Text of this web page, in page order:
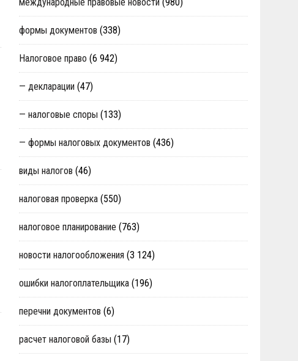
международные правовые новости (980)
формы документов (338)
Налоговое право (6 942)
— декларации (47)
— налоговые споры (133)
— формы налоговых документов (436)
виды налогов (46)
налоговая проверка (550)
налоговое планирование (763)
новости налогообложения (3 124)
ошибки налогоплательщика (196)
перечни документов (6)
расчет налоговой базы (17)